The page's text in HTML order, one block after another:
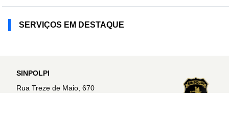
SERVIÇOS EM DESTAQUE
SINPOLPI
Rua Treze de Maio, 670